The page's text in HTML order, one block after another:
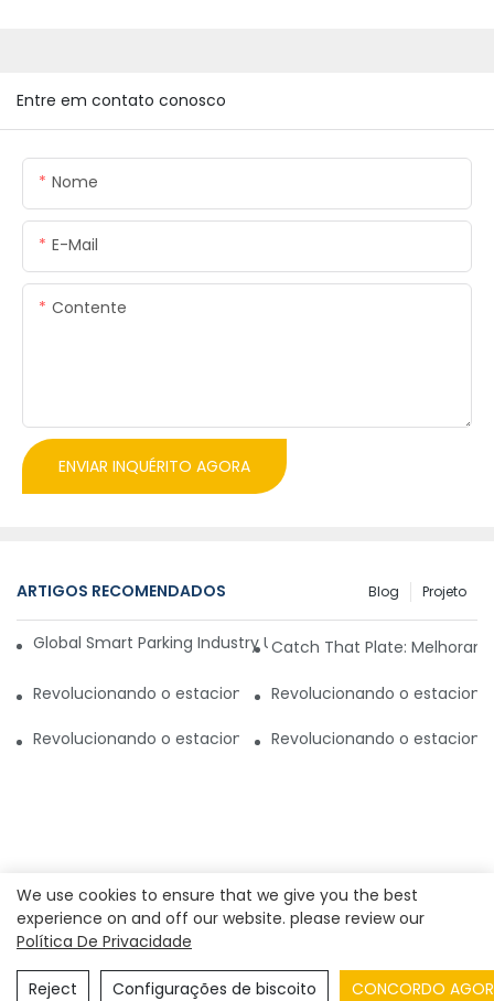
Entre em contato conosco
Nome
E-Mail
Contente
ENVIAR INQUÉRITO AGORA
ARTIGOS RECOMENDADOS Projeto
Blog
Global Smart Parking Industry Update for Third Quarter of
Catch That Plate:
Revolucionando o estacionamento da câmera LPR
Revolucionando o
Revolucionando o estacionamento: sistema inteligente
Revolucionando o
site|Política de Privacidade
We use cookies to ensure that we give you the best
experience on and off our website. please review our
Política De Privacidade
Reject Configurações de biscoito CONCORDO